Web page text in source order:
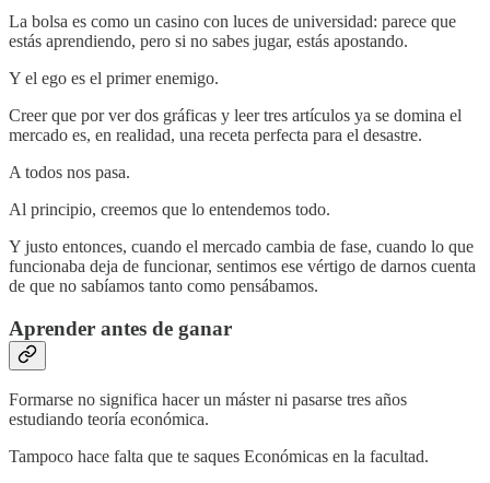
La bolsa es como un casino con luces de universidad: parece que
estás aprendiendo, pero si no sabes jugar, estás apostando.
Y el ego es el primer enemigo.
Creer que por ver dos gráficas y leer tres artículos ya se domina el
mercado es, en realidad, una receta perfecta para el desastre.
A todos nos pasa.
Al principio, creemos que lo entendemos todo.
Y justo entonces, cuando el mercado cambia de fase, cuando lo que
funcionaba deja de funcionar, sentimos ese vértigo de darnos cuenta
de que no sabíamos tanto como pensábamos.
Aprender antes de ganar
Formarse no significa hacer un máster ni pasarse tres años
estudiando teoría económica.
Tampoco hace falta que te saques Económicas en la facultad.